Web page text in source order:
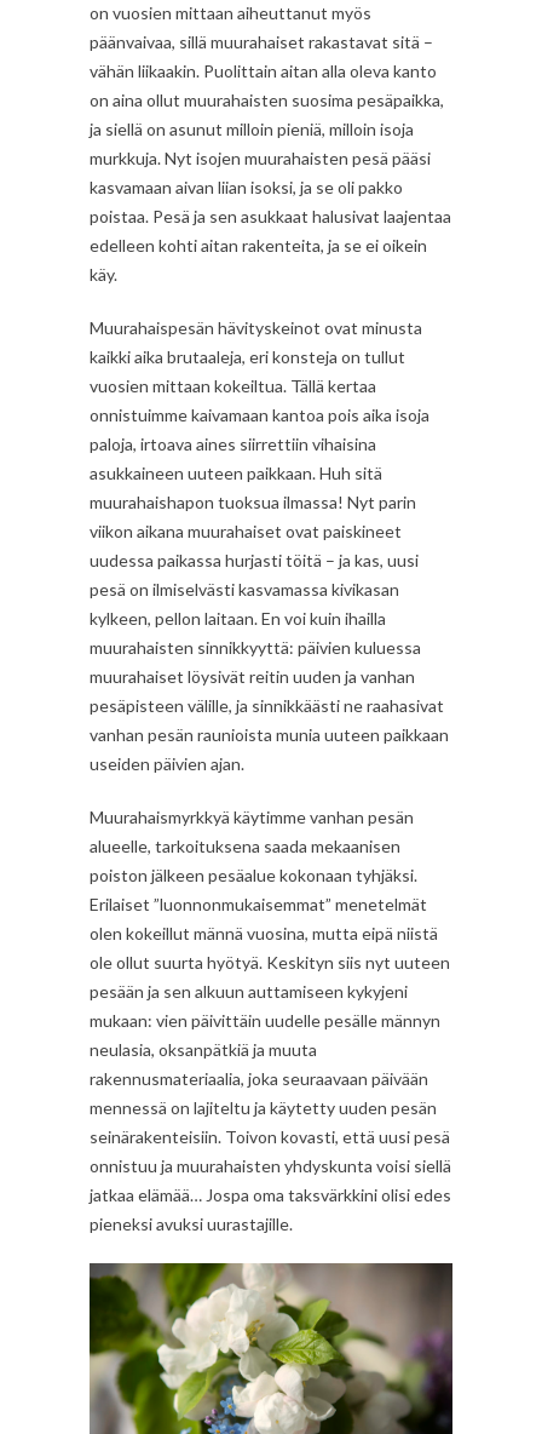
on vuosien mittaan aiheuttanut myös
päänvaivaa, sillä muurahaiset rakastavat sitä –
vähän liikaakin. Puolittain aitan alla oleva kanto
on aina ollut muurahaisten suosima pesäpaikka,
ja siellä on asunut milloin pieniä, milloin isoja
murkkuja. Nyt isojen muurahaisten pesä pääsi
kasvamaan aivan liian isoksi, ja se oli pakko
poistaa. Pesä ja sen asukkaat halusivat laajentaa
edelleen kohti aitan rakenteita, ja se ei oikein
käy.
Muurahaispesän hävityskeinot ovat minusta
kaikki aika brutaaleja, eri konsteja on tullut
vuosien mittaan kokeiltua. Tällä kertaa
onnistuimme kaivamaan kantoa pois aika isoja
paloja, irtoava aines siirrettiin vihaisina
asukkaineen uuteen paikkaan. Huh sitä
muurahaishapon tuoksua ilmassa! Nyt parin
viikon aikana muurahaiset ovat paiskineet
uudessa paikassa hurjasti töitä – ja kas, uusi
pesä on ilmiselvästi kasvamassa kivikasan
kylkeen, pellon laitaan. En voi kuin ihailla
muurahaisten sinnikkyyttä: päivien kuluessa
muurahaiset löysivät reitin uuden ja vanhan
pesäpisteen välille, ja sinnikkäästi ne raahasivat
vanhan pesän raunioista munia uuteen paikkaan
useiden päivien ajan.
Muurahaismyrkkyä käytimme vanhan pesän
alueelle, tarkoituksena saada mekaanisen
poiston jälkeen pesäalue kokonaan tyhjäksi.
Erilaiset ”luonnonmukaisemmat” menetelmät
olen kokeillut männä vuosina, mutta eipä niistä
ole ollut suurta hyötyä. Keskityn siis nyt uuteen
pesään ja sen alkuun auttamiseen kykyjeni
mukaan: vien päivittäin uudelle pesälle männyn
neulasia, oksanpätkiä ja muuta
rakennusmateriaalia, joka seuraavaan päivään
mennessä on lajiteltu ja käytetty uuden pesän
seinärakenteisiin. Toivon kovasti, että uusi pesä
onnistuu ja muurahaisten yhdyskunta voisi siellä
jatkaa elämää… Jospa oma taksvärkkini olisi edes
pieneksi avuksi uurastajille.